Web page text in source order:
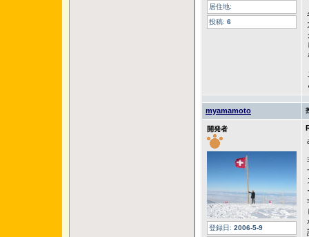
居住地:
投稿: 6
myamamoto
開発者
登録日: 2006-5-9